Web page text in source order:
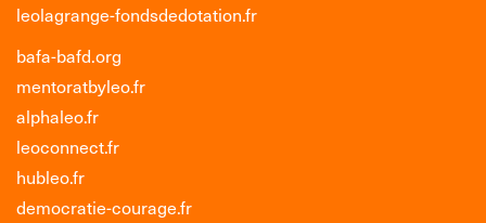
leolagrange-fondsdedotation.fr
bafa-bafd.org
mentoratbyleo.fr
alphaleo.fr
leoconnect.fr
hubleo.fr
democratie-courage.fr